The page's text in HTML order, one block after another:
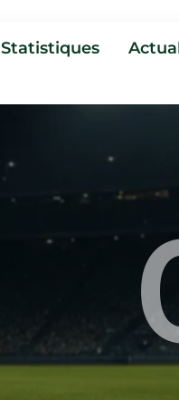
Statistiques